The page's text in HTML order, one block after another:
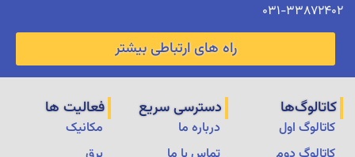
031-33872402
راه های ارتباطی بیشتر
کاتالوگ‌ها
کاتالوگ اول
دسترسی سریع
درباره ما
فعالیت ها
مکانیک